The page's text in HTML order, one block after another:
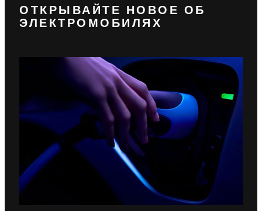
ОТКРЫВАЙТЕ НОВОЕ ОБ
ЭЛЕКТРОМОБИЛЯХ